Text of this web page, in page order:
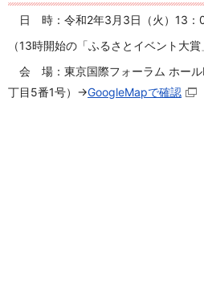
日 時：令和2年3月3日（火）13：
（13時開始の「ふるさとイベント大賞
会 場：東京国際フォーラム ホール
丁目5番1号） →GoogleMapで確認